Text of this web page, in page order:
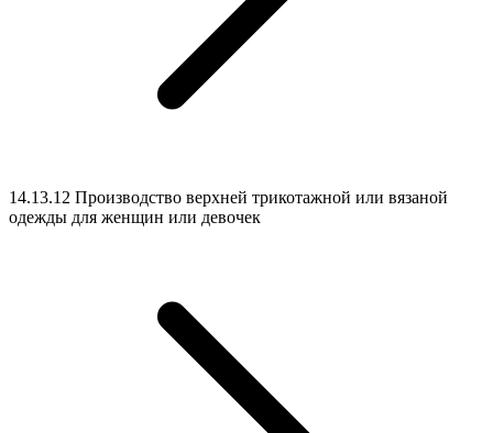
14.13.12 Производство верхней трикотажной или вязаной
одежды для женщин или девочек